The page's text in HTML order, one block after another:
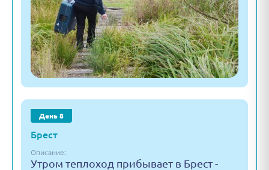
День 8
Брест
Описание:
Утром теплоход прибывает в Брест -